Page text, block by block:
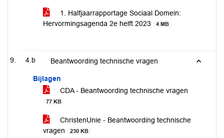
1. Halfjaarrapportage Sociaal Domein:
Hervormingsagenda 2e helft 2023
4 MB
4.b Beantwoording technische vragen
Bijlagen
CDA - Beantwoording technische vragen
77 KB
ChristenUnie - Beantwoording technische
vragen
230 KB